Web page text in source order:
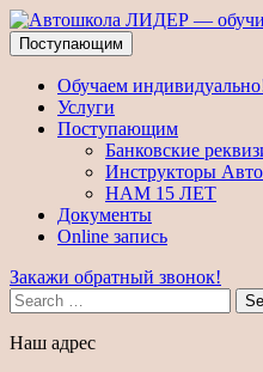
Поступающим
Обучаем
Услуги
Поступающим
Банковские
Инструкторы
НАМ 15 ЛЕТ
Документы
Online запись
Закажи обратный звонок!
Наш адрес